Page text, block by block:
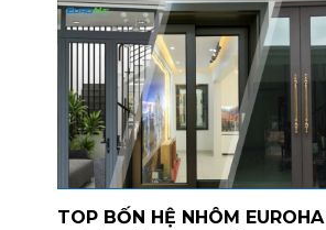
TOP BỐN HỆ NHÔM